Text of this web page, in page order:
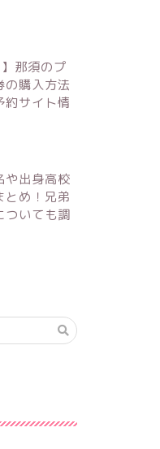
】那須のプ
の購入方法
約サイト情
や出身高校
とめ！兄弟
ついても調